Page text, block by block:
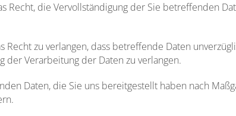
Recht, die Vervollständigung der Sie betreffenden
Recht zu verlangen, dass betreffende Daten
der Verarbeitung der Daten zu verlangen.
Daten, die Sie uns bereitgestellt haben nach